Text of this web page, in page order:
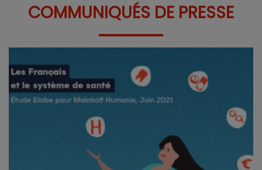
COMMUNIQUÉS DE PRESSE